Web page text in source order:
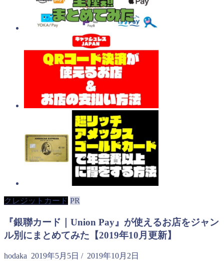
クレジットカード PR
『銀聯カード｜Union Pay』が使えるお店をジャン
ル別にまとめてみた【2019年10月更新】
hodaka 2019年5月5日 / 2019年10月2日